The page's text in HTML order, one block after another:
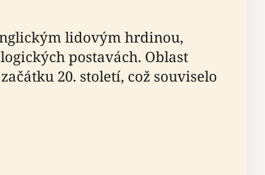
lidovým hrdinou,
postavách. Oblast
20. století, což souviselo